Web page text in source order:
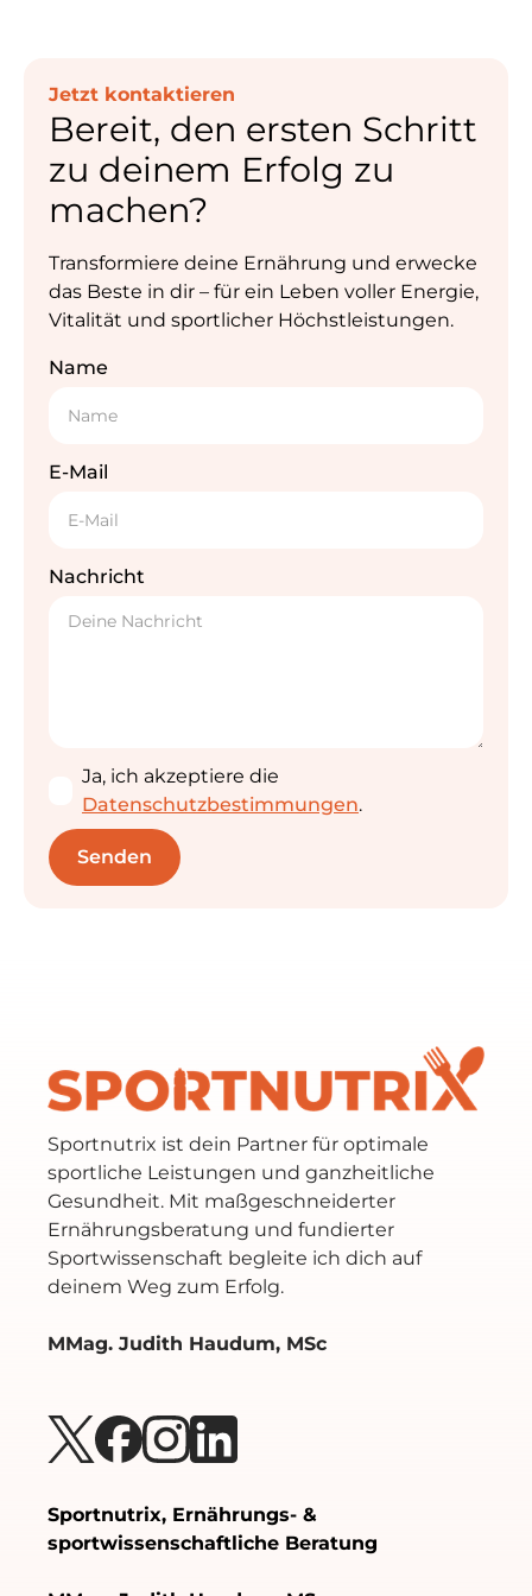
Jetzt kontaktieren
Bereit, den ersten Schritt
zu deinem Erfolg zu
machen?
Transformiere deine Ernährung und erwecke
das Beste in dir – für ein Leben voller Energie,
Vitalität und sportlicher Höchstleistungen.
Name
E-Mail
Nachricht
Ja, ich akzeptiere die
Datenschutzbestimmungen.
Sportnutrix ist dein Partner für optimale
sportliche Leistungen und ganzheitliche
Gesundheit. Mit maßgeschneiderter
Ernährungsberatung und fundierter
Sportwissenschaft begleite ich dich auf
deinem Weg zum Erfolg.
MMag. Judith Haudum, MSc
Sportnutrix, Ernährungs- &
sportwissenschaftliche Beratung